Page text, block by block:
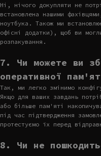
Ні, нічого докупляти не
встановлена нашими
ноутбука. Також ми
офісні додатки), щоб ви
розпакування.
7. Чи можете ви
оперативної
Так, ми легко змінимо
Якщо для ваших завдань
або більше пам'яті
під час підтвердження
протестуємо їх перед
8. Чи не